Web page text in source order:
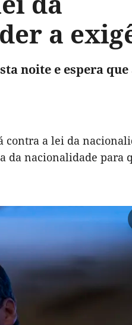
a
noite e espera
a lei da
da nacionalidade para